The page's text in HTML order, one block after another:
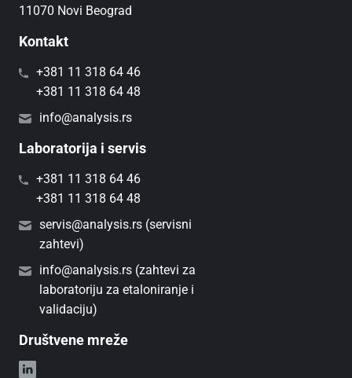
11070 Novi Beograd
Kontakt
+381 11 318 64 46
+381 11 318 64 48
info@analysis.rs
Laboratorija i servis
+381 11 318 64 46
+381 11 318 64 48
servis@analysis.rs (servisni
zahtevi)
info@analysis.rs (zahtevi za
laboratoriju za etaloniranje i
validaciju)
Društvene mreže